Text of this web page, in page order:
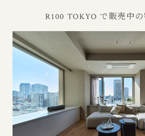
R100 TOKYO で販売中